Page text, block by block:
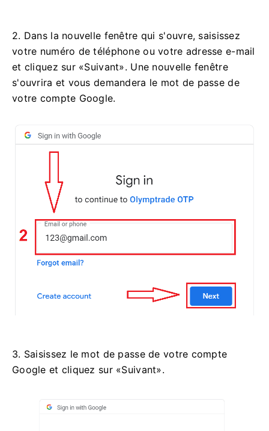
2. Dans la nouvelle fenêtre qui s'ouvre, saisissez
votre numéro de téléphone ou votre adresse e-mail
et cliquez sur «Suivant». Une nouvelle fenêtre
s'ouvrira et vous demandera le mot de passe de
votre compte Google.
3. Saisissez le mot de passe de votre compte
Google et cliquez sur «Suivant».